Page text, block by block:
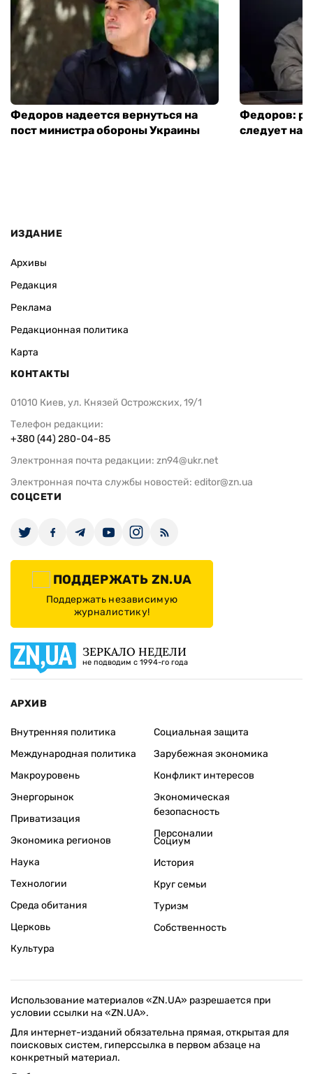
Федоров надеется вернуться на
пост министра обороны Украины
Федоров:
следует
ИЗДАНИЕ
Архивы
Редакция
Реклама
Редакционная политика
Карта
КОНТАКТЫ
01010 Киев, ул. Князей Острожских, 19/1
Телефон редакции:
+380 (44) 280-04-85
Электронная почта редакции: zn94@ukr.net
Электронная почта службы новостей: editor@zn.ua
СОЦСЕТИ
ПОДДЕРЖАТЬ ZN.UA
Поддержать независимую
журналистику!
ЗЕРКАЛО НЕДЕЛИ
не подводим с 1994-го года
АРХИВ
Внутренняя политика
Международная политика
Макроуровень
Энергорынок
Приватизация
Экономика регионов
Социальная защита
Зарубежная экономика
Конфликт интересов
Экономическая
безопасность
Персоналии
Наука
Технологии
Среда обитания
Церковь
Культура
Социум
История
Круг семьи
Туризм
Собственность
Использование материалов «ZN.UA» разрешается при
условии ссылки на «ZN.UA».
Для интернет-изданий обязательна прямая, открытая для
поисковых систем, гиперссылка в первом абзаце на
конкретный материал.